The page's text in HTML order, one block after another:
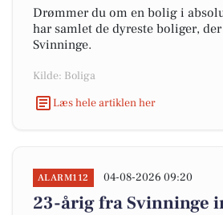
Drømmer du om en bolig i
har samlet de dyreste boliger,
Svinninge.
Kilde: Boliga
Læs hele artiklen her
ALARM112 04-08-2026 09:20
23-årig fra Svinninge